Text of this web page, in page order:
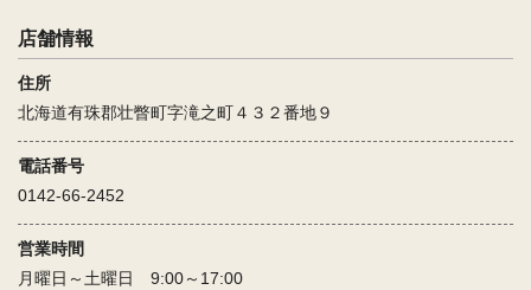
店舗情報
住所
北海道有珠郡壮瞥町字滝之町４３２番地９
電話番号
0142-66-2452
営業時間
月曜日～土曜日 9:00～17:00